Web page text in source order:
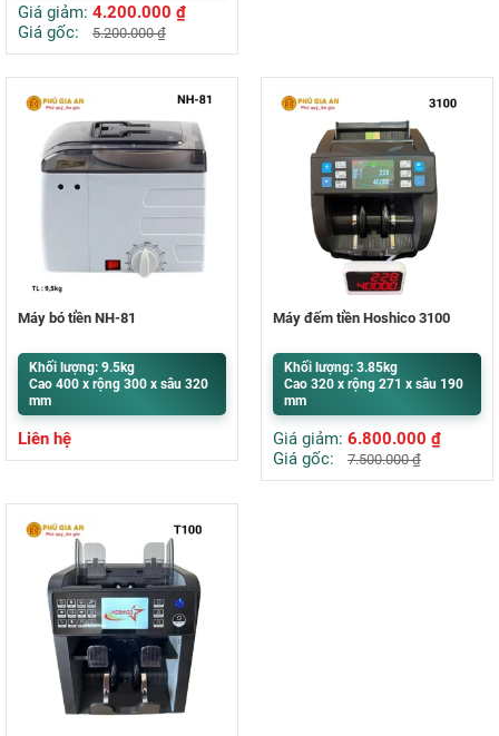
Giá giảm: 4.200.000 ₫
Giá gốc:
5.200.000₫
Máy bó tiền NH-81
Khối lượng: 9.5kg
Cao 400 x rộng 300 x sâu 320
mm
Liên hệ
Máy đếm tiền Hoshico 3100
Khối lượng: 3.85kg
Cao 320 x rộng 271 x sâu 190
mm
Giá giảm: 6.800.000 ₫
Giá gốc:
7.500.000₫